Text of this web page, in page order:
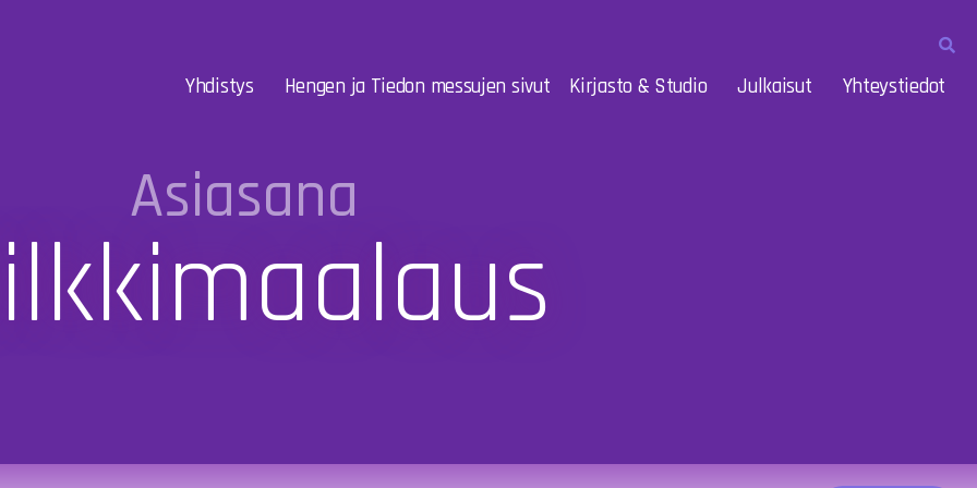
Yhdistys Hengen ja Tiedon messujen sivut Kirjasto & Studio Julkaisut Yhteystiedot
Asiasana